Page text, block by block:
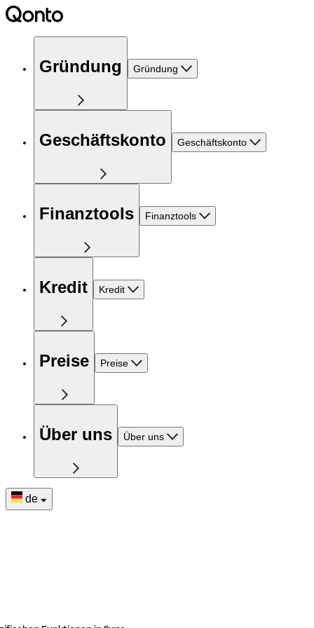
Gründung Gründung
Geschäftskonto Geschäftskonto
Finanztools Finanztools
Kredit Kredit
Preise Preise
Über uns Über uns
de